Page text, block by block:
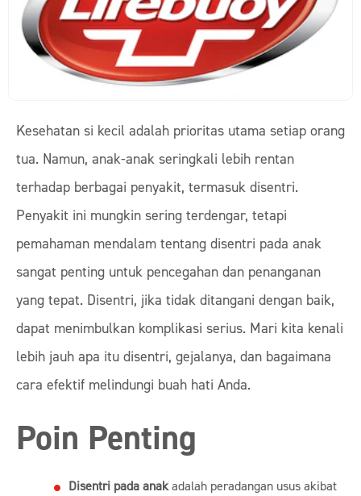
Kesehatan si kecil adalah prioritas utama setiap orang
tua. Namun, anak-anak seringkali lebih rentan
terhadap berbagai penyakit, termasuk disentri.
Penyakit ini mungkin sering terdengar, tetapi
pemahaman mendalam tentang disentri pada anak
sangat penting untuk pencegahan dan penanganan
yang tepat. Disentri, jika tidak ditangani dengan baik,
dapat menimbulkan komplikasi serius. Mari kita kenali
lebih jauh apa itu disentri, gejalanya, dan bagaimana
cara efektif melindungi buah hati Anda.
Poin Penting
Disentri pada anakadalah peradangan usus akibat